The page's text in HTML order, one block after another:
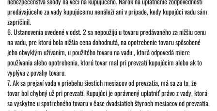
predávajúceho za vady kupujúcemu nenáleží ani v prípade, kedy kupujúci vadu sám
zapríčinil.
6. Ustanovenia uvedené v odst. 2 sa nepoužijú u tovaru predávaného za nižšiu cenu
na vadu, pre ktorú bola nižšia cena dohodnutá, na opotrebenie tovaru spôsobené
jeho obvyklým užívaním, u použitého tovaru na vadu , ktorá odpovedá miere
používania alebo opotrebenia, ktorú tovar mal pri prevzatí kupujúcim alebo ak to
vyplýva z povahy tovaru.
7. Ak sa prejaví vada v priebehu šiestich mesiacov od prevzatia, má sa za to, že
tovar bol chybný už pri prevzatí. Kupujúci je oprávnený uplatniť právo z vady, ktorá
sa vyskytne u spotrebného tovaru v čase dvadsiatich štyroch mesiacov od prevzatia.